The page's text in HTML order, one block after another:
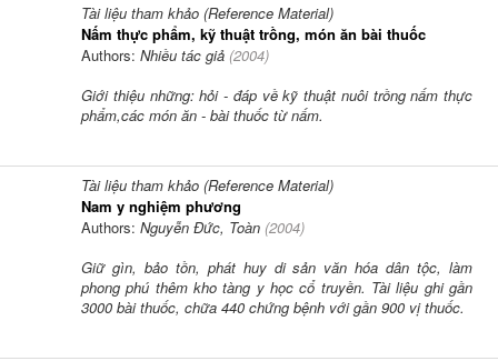
Tài liệu tham khảo (Reference Material)
Nấm thực phẩm, kỹ thuật trồng, món ăn bài thuốc
Authors: Nhiều tác giả (2004)
Giới thiệu những: hỏi - đáp về kỹ thuật nuôi trồng nấm thực
phẩm,các món ăn - bài thuốc từ nấm.
Tài liệu tham khảo (Reference Material)
Nam y nghiệm phương
Authors: Nguyễn Đức, Toàn (2004)
Giữ gìn, bảo tồn, phát huy di sản văn hóa dân tộc, làm
phong phú thêm kho tàng y học cổ truyền. Tài liệu ghi gần
3000 bài thuốc, chữa 440 chứng bệnh với gần 900 vị thuốc.